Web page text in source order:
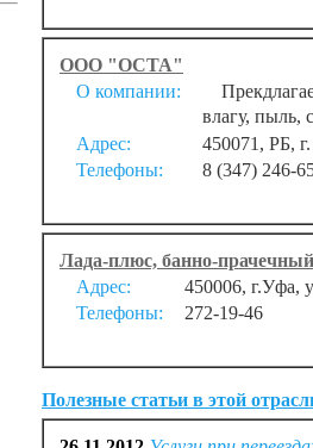
ООО "ОСТА"
О компании:
влагу, пыль,
Адрес:
450071, РБ,
Телефоны:
8 (347) 246-
Лада-плюс, банно-
Адрес:
450006, г.Уфа,
Телефоны:
272-19-46
Полезные статьи в этой